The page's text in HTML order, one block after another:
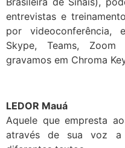
entrevistas e
por videoconferência,
Skype, Teams,
gravamos em Chroma
LEDOR Mauá
Aquele que empresta
através de sua voz a